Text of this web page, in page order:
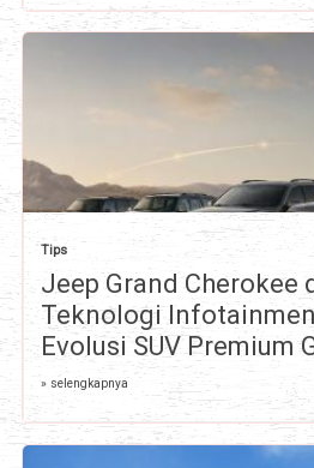
Tips
Jeep Grand Cherokee
Teknologi
Evolusi SUV Premium
» selengkapnya